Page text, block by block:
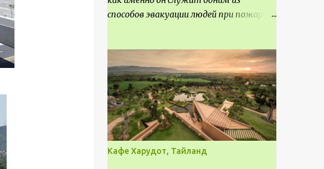
способов эвакуации людей при пожаре.
выполнять правильный расчет. Все
особенности рассмотрим в данной
статье.
Кафе Харудот, Тайланд